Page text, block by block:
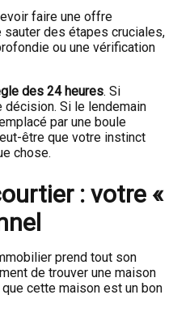
faire une offre
des étapes cruciales,
ou une vérification
des 24 heures. Si
Si le lendemain
par une boule
être que votre instinct
chose.
: votre «
prend tout son
de trouver une maison
cette maison est un bon